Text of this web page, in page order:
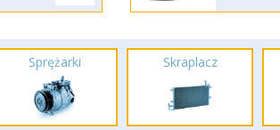
Sprężarki Skraplacz